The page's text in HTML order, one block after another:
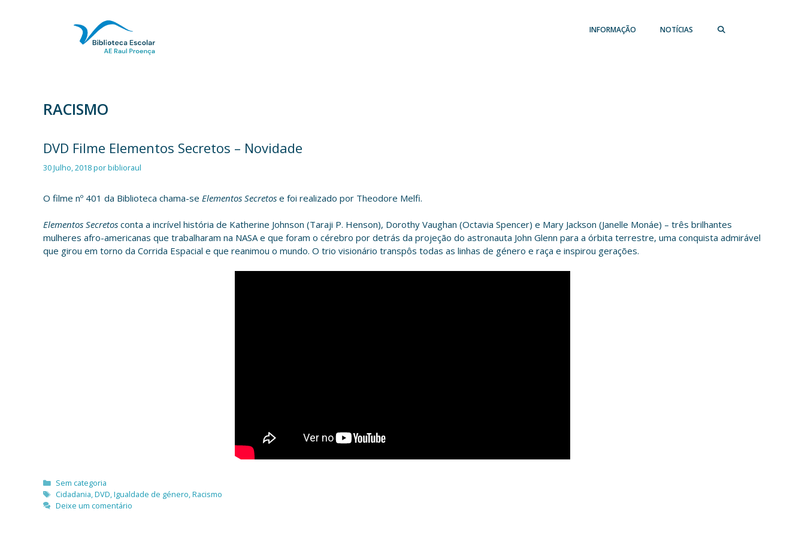
INFORMAÇÃO NOTÍCIAS
RACISMO
DVD Filme Elementos Secretos – Novidade
30 Julho, 2018porbiblioraul
O filme nº 401 da Biblioteca chama-se Elementos Secretos e foi realizado por Theodore Melfi.
Elementos Secretos conta a incrível história de Katherine Johnson (Taraji P. Henson), Dorothy Vaughan (Octavia Spencer) e Mary Jackson (Janelle Monáe) – três brilhantes
mulheres afro-americanas que trabalharam na NASA e que foram o cérebro por detrás da projeção do astronauta John Glenn para a órbita terrestre, uma conquista admirável
que girou em torno da Corrida Espacial e que reanimou o mundo. O trio visionário transpôs todas as linhas de género e raça e inspirou gerações.
Categorias
Sem categoria
Etiquetas
Cidadania,DVD,Igualdade de género,Racismo
Deixe um comentário